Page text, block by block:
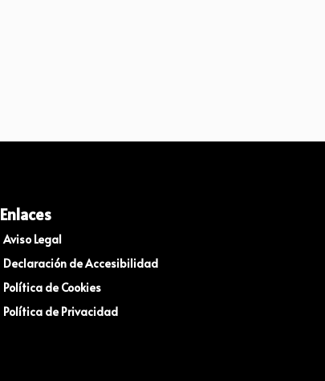
Enlaces
Aviso Legal
Declaración de Accesibilidad
Política de Cookies
Política de Privacidad